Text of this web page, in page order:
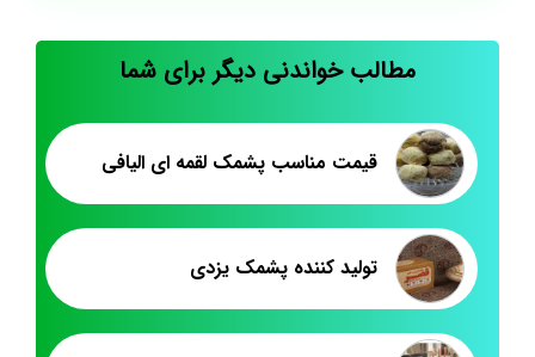
مطالب خواندنی دیگر برای شما
قیمت مناسب پشمک لقمه ای الیافی
تولید کننده پشمک یزدی